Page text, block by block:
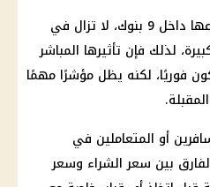
لكن الزيادة الحالية، رغم اتساعها داخل 9 بنوك، لا تزال في
لذلك فإن تأثيرها المباشر
فوريًا، لكنه يظل مؤشرًا مهمًا
أو المتعاملين في
بين سعر الشراء وسعر